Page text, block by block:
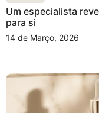
Um especialista
para si
14 de Março, 2026